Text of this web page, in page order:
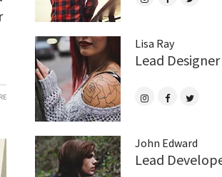
Lisa Ray
Lead Designer
John Edward
Lead